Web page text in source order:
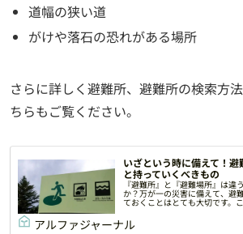
道幅の狭い道
がけや落石の恐れがある場所
さらに詳しく避難所、避難所の検索方
ちらもご覧ください。
いざという時に備えて！
と持っていくべきもの
『避難所』と『避難場所』は違
か？万が一の災害に備えて、避
ておくことはとても大切です。
場所の違い・検索方法から避難
ておくべきことなどをお伝えしま
アルファジャーナル